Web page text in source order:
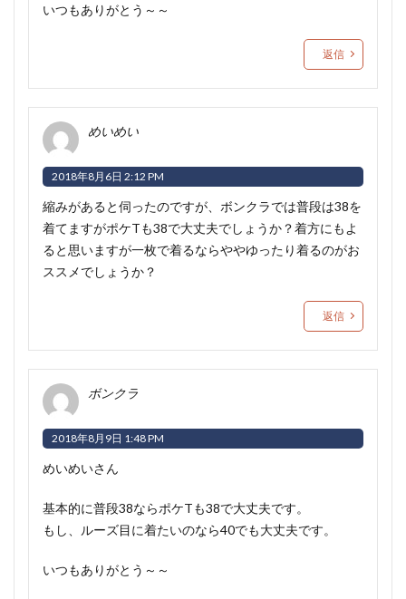
いつもありがとう～～
返信
めいめい
2018年8月6日 2:12 PM
縮みがあると伺ったのですが、ボンクラでは普段は38を
着てますがポケTも38で大丈夫でしょうか？着方にもよ
ると思いますが一枚で着るならややゆったり着るのがお
ススメでしょうか？
返信
ボンクラ
2018年8月9日 1:48 PM
めいめいさん
基本的に普段38ならポケTも38で大丈夫です。
もし、ルーズ目に着たいのなら40でも大丈夫です。
いつもありがとう～～